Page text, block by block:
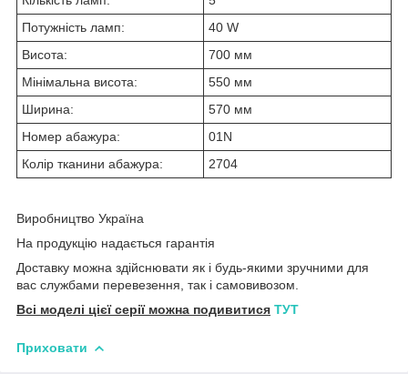
Потужність ламп:
40 W
Висота:
700 мм
Мінімальна висота:
550 мм
Ширина:
570 мм
Номер абажура:
01N
Колір тканини абажура:
2704
Виробництво Україна
На продукцію надається гарантія
Доставку можна здійснювати як і будь-якими зручними для
вас службами перевезення, так і самовивозом.
Всі моделі цієї серії можна подивитися ТУТ
Приховати